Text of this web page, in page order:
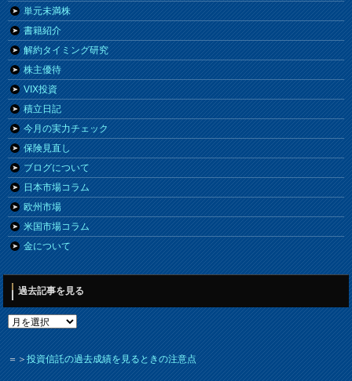
単元未満株
書籍紹介
解約タイミング研究
株主優待
VIX投資
積立日記
今月の実力チェック
保険見直し
ブログについて
日本市場コラム
欧州市場
米国市場コラム
金について
過去記事を見る
＝＞投資信託の過去成績を見るときの注意点